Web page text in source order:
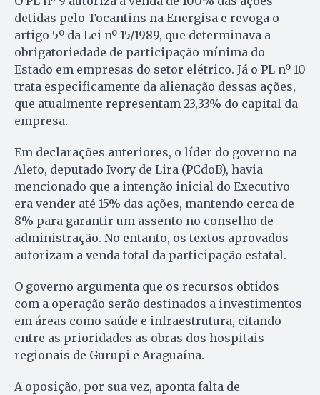
detidas pelo Tocantins na Energisa e revoga o
artigo 5º da Lei nº 15/1989, que determinava a
obrigatoriedade de participação mínima do
Estado em empresas do setor elétrico. Já o PL nº 10
trata especificamente da alienação dessas ações,
que atualmente representam 23,33% do capital da
empresa.
Em declarações anteriores, o líder do governo na
Aleto, deputado Ivory de Lira (PCdoB), havia
mencionado que a intenção inicial do Executivo
era vender até 15% das ações, mantendo cerca de
8% para garantir um assento no conselho de
administração. No entanto, os textos aprovados
autorizam a venda total da participação estatal.
O governo argumenta que os recursos obtidos
com a operação serão destinados a investimentos
em áreas como saúde e infraestrutura, citando
entre as prioridades as obras dos hospitais
regionais de Gurupi e Araguaína.
A oposição, por sua vez, aponta falta de